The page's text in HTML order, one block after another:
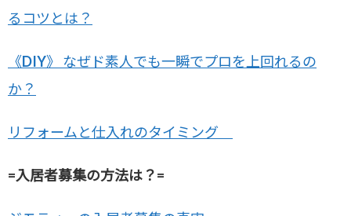
るコツとは？
《DIY》 なぜド素人でも一瞬でプロを上回れるの
か？
リフォームと仕入れのタイミング
=入居者募集の方法は？=